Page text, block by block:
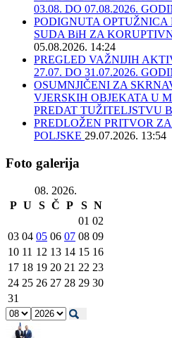
03.08. DO 07.08.2026.
PODIGNUTA
SUDA BiH ZA
05.08.2026. 14:24
PREGLED VAŽNIJIH
27.07. DO 31.07.2026.
OSUMNJIČENI ZA
VJERSKIH OBJEKATA U
PREDAT TUŽITELJSTVU
PREDLOŽEN PRITVOR
POLJSKE 29.07.2026. 13:54
Foto galerija
08. 2026.
P U S Č P S N
01 02
03 04 05 06 07 08 09
10 11 12 13 14 15 16
17 18 19 20 21 22 23
24 25 26 27 28 29 30
31